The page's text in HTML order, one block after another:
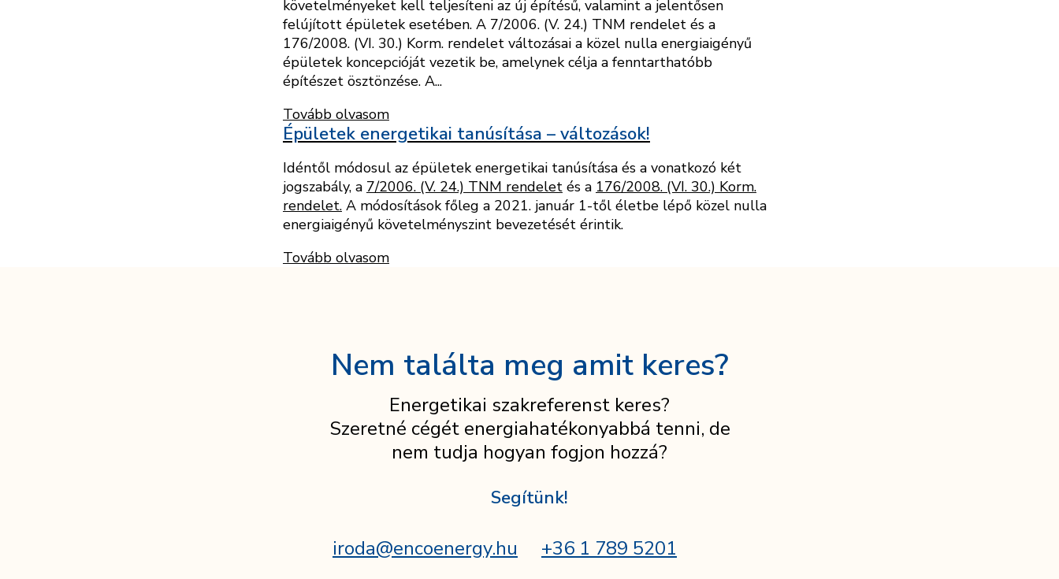
követelményeket kell teljesíteni az új építésű, valamint a jelentősen
felújított épületek esetében. A 7/2006. (V. 24.) TNM rendelet és a
176/2008. (VI. 30.) Korm. rendelet változásai a közel nulla energiaigényű
épületek koncepcióját vezetik be, amelynek célja a fenntarthatóbb
építészet ösztönzése. A...
Tovább olvasom
Épületek energetikai tanúsítása – változások!
Idéntől módosul az épületek energetikai tanúsítása és a vonatkozó két
jogszabály, a 7/2006. (V. 24.) TNM rendeletés a 176/2008. (VI. 30.) Korm.
rendelet.A módosítások főleg a 2021. január 1-től életbe lépő közel nulla
energiaigényű követelményszint bevezetését érintik.
Tovább olvasom
Nem találta meg amit keres?
Energetikai szakreferenst keres?
Szeretné cégét energiahatékonyabbá tenni, de
nem tudja hogyan fogjon hozzá?
Segítünk!
iroda@encoenergy.hu +36 1 789 5201